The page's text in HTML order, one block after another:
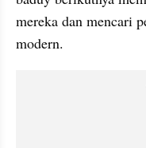
mereka dan mencari
modern.